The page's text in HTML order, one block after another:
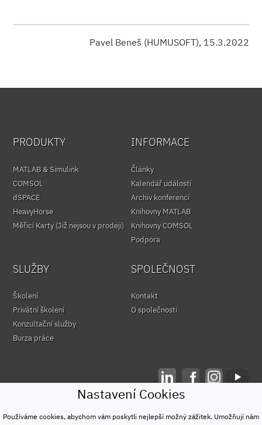
Pavel Beneš (HUMUSOFT), 15.3.2022
Nastavení Cookies
Používáme cookies, abychom vám poskytli nejlepší možný zážitek. Umožňují nám
PRODUKTY
MATLAB & Simulink
COMSOL
dSPACE
HeavyHorse
Měřicí Karty (Již nejsou v prodeji)
INFORMACE
Články
Kalendář událostí
Archiv konferencí
Knihovny MATLAB
Knihovny COMSOL
Podpora
SLUŽBY
Školení
Privátní školení
Konzultační služby
Burza práce
SPOLEČNOST
Kontakt
O společnosti
© HUMUSOFT 1991 - 2026
Ochrana osobních údajů